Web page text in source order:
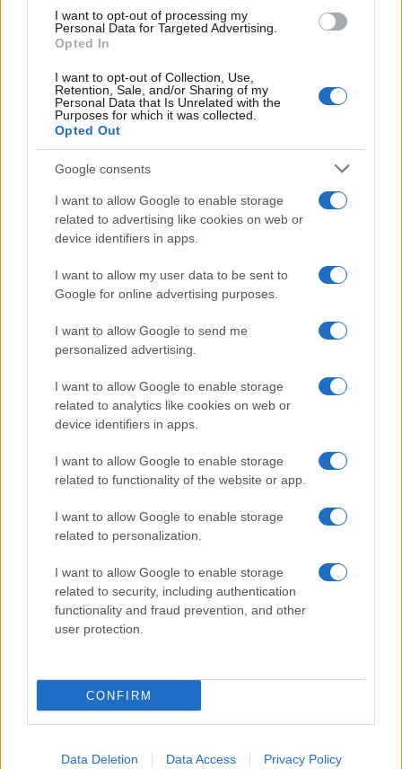
I want to opt-out of processing my
Personal Data for Targeted Advertising.
Opted In
I want to opt-out of Collection, Use,
Retention, Sale, and/or Sharing of my
Personal Data that Is Unrelated with the
Purposes for which it was collected.
Opted Out
Google consents
I want to allow Google to enable storage
related to advertising like cookies on web or
device identifiers in apps.
I want to allow my user data to be sent to
Google for online advertising purposes.
I want to allow Google to send me
personalized advertising.
I want to allow Google to enable storage
related to analytics like cookies on web or
device identifiers in apps.
I want to allow Google to enable storage
related to functionality of the website or app.
I want to allow Google to enable storage
related to personalization.
I want to allow Google to enable storage
related to security, including authentication
functionality and fraud prevention, and other
user protection.
CONFIRM
Data Deletion Data Access Privacy Policy
NECROLOGIE
Mario Malu
Paolo Pinna
Martina Agostina Diturco
I nostri cari
I nostri cari
I nostri cari
Invia un Comunicato Stampa